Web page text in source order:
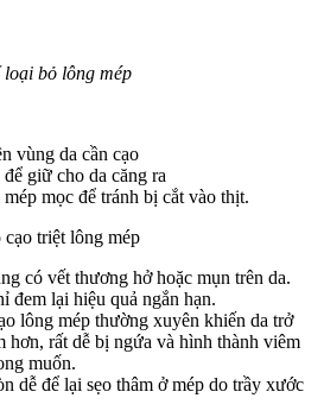
loại bỏ lông mép
vùng da cần cạo
giữ cho da căng ra
mọc để tránh bị cắt vào thịt.
triệt lông mép
có vết thương hở hoặc mụn trên da.
đem lại hiệu quả ngắn hạn.
lông mép thường xuyên khiến da trở
hơn, rất dễ bị ngứa và hình thành viêm
muốn.
dễ để lại sẹo thâm ở mép do trầy xước